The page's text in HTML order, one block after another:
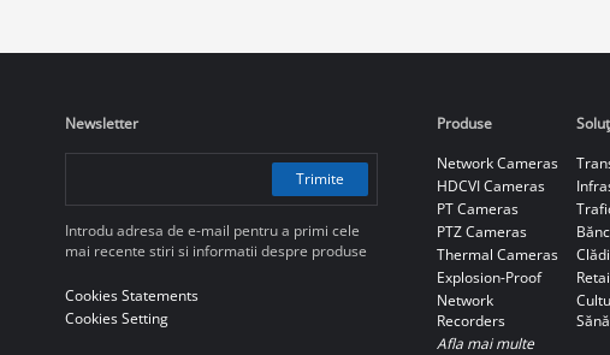
Newsletter
Trimite
Introdu adresa de e-mail pentru a primi cele
mai recente stiri si informatii despre produse
Cookies Statements
Cookies Setting
Produse
Network Cameras
HDCVI Cameras
PT Cameras
PTZ Cameras
Thermal Cameras
Explosion-Proof
Network
Recorders
Afla mai multe